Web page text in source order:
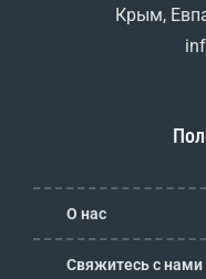
Крым,
О нас
Свяжитесь с нами